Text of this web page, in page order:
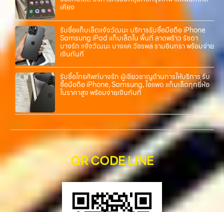
เคียง
รับซื้อแท็บเล็ตแจ้งวัฒนะ บริการรับซื้อมือถือ iPhone
Samsung iPad แท็บเล็ตใน พื้นที่ ลาดพร้าว รัชดา
บางรัก แจ้งวัฒนะ บางแค วัชรพล รามอินทรา พร้อมจ่าย
เงินทันที
รับซื้อโทรศัพท์บางรัก ผู้เชี่ยวชาญด้านการให้บริการ รับ
ซื้อมือถือ iPhone, Samsung, ไอแพด แท็บเล็ตทุกยี่ห้อ
ในราคาสูง พร้อมจ่ายเงินทันที
QR CODE LINE